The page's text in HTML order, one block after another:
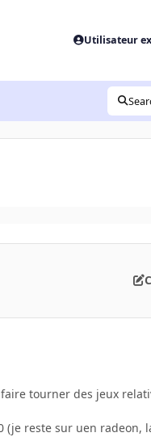
Utilisateur
tourner des jeux
(je reste sur uen radeon,